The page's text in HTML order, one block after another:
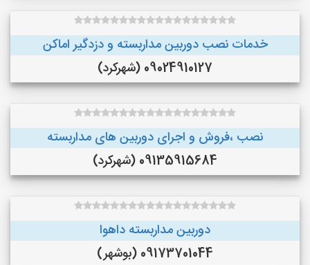
خدمات نصب دوربین مداربسته و دزدگیر اماکن
09024910127 (شهرکرد)
نصب ،فروش و اجرای دوربین های مداربسته
09135915684 (شهرکرد)
دوربین مداربسته داهوا
09173701044 (بوشهر)